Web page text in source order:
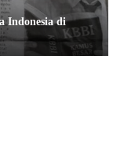
Indonesia di